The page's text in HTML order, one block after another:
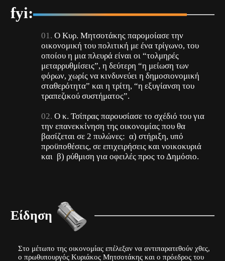
fyi:
Ο Κυρ. Μητσοτάκης παρομοίασε την
οικονομική του πολιτική με ένα τρίγωνο, του
οποίου η μια πλευρά είναι οι “τολμηρές
μεταρρυθμίσεις”, η δεύτερη “η μείωση των
φόρων, χωρίς να κινδυνεύει η δημοσιονομική
σταθερότητα” και η τρίτη, “η εξυγίανση του
τραπεζικού συστήματος”.
Ο κ. Τσίπρας παρουσίασε το σχέδιό του για
την επανεκκίνηση της οικονομίας που θα
βασίζεται σε 2 πυλώνες: α) στήριξη, υπό
προϋποθέσεις, σε επιχειρήσεις και νοικοκυριά
και β) ρύθμιση για οφειλές προς το Δημόσιο.
Είδηση
Στο μέτωπο της οικονομίας επέλεξαν να αντιπαρατεθούν χθες,
ο πρωθυπουργός Κυριάκος Μητσοτάκης και ο πρόεδρος του